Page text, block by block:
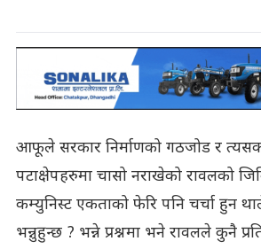
आफूले सरकार निर्माणको गठजोड र
पटाक्षेपहरुमा चासो नराखेको रावलको
कम्युनिस्ट एकताको फेरि पनि चर्चा हुन
भन्नुहुन्छ ? भन्ने प्रश्नमा भने रावलले कुनै